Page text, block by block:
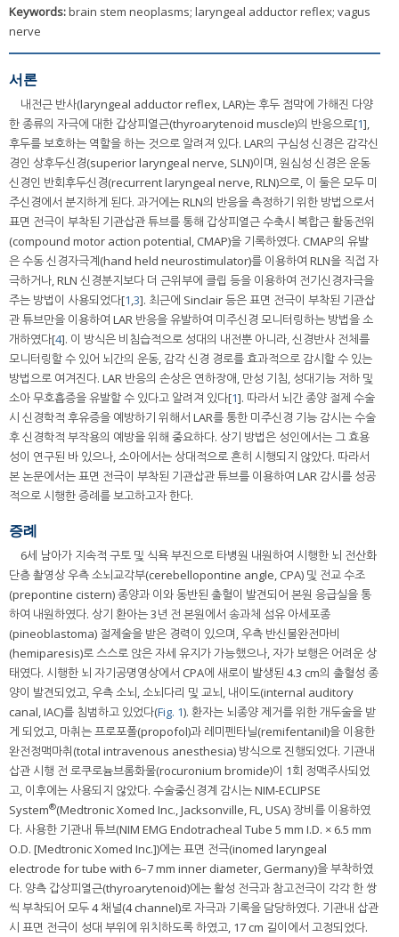
Keywords:brain stem neoplasms; laryngeal adductor reflex; vagus
nerve
서론
내전근 반사(laryngeal adductor reflex, LAR)는 후두 점막에 가해진 다양
한 종류의 자극에 대한 갑상피열근(thyroarytenoid muscle)의 반응으로[1],
후두를 보호하는 역할을 하는 것으로 알려져 있다. LAR의 구심성 신경은 감각신
경인 상후두신경(superior laryngeal nerve, SLN)이며, 원심성 신경은 운동
신경인 반회후두신경(recurrent laryngeal nerve, RLN)으로, 이 둘은 모두 미
주신경에서 분지하게 된다. 과거에는 RLN의 반응을 측정하기 위한 방법으로서
표면 전극이 부착된 기관삽관 튜브를 통해 갑상피열근 수축시 복합근 활동전위
(compound motor action potential, CMAP)을 기록하였다. CMAP의 유발
은 수동 신경자극계(hand held neurostimulator)를 이용하여 RLN을 직접 자
극하거나, RLN 신경분지보다 더 근위부에 클립 등을 이용하여 전기신경자극을
주는 방법이 사용되었다[1,3]. 최근에 Sinclair 등은 표면 전극이 부착된 기관삽
관 튜브만을 이용하여 LAR 반응을 유발하여 미주신경 모니터링하는 방법을 소
개하였다[4]. 이 방식은 비침습적으로 성대의 내전뿐 아니라, 신경반사 전체를
모니터링할 수 있어 뇌간의 운동, 감각 신경 경로를 효과적으로 감시할 수 있는
방법으로 여겨진다. LAR 반응의 손상은 연하장애, 만성 기침, 성대기능 저하 및
소아 무호흡증을 유발할 수 있다고 알려져 있다[1]. 따라서 뇌간 종양 절제 수술
시 신경학적 후유증을 예방하기 위해서 LAR를 통한 미주신경 기능 감시는 수술
후 신경학적 부작용의 예방을 위해 중요하다. 상기 방법은 성인에서는 그 효용
성이 연구된 바 있으나, 소아에서는 상대적으로 흔히 시행되지 않았다. 따라서
본 논문에서는 표면 전극이 부착된 기관삽관 튜브를 이용하여 LAR 감시를 성공
적으로 시행한 증례를 보고하고자 한다.
증례
6세 남아가 지속적 구토 및 식욕 부진으로 타병원 내원하여 시행한 뇌 전산화
단층 촬영상 우측 소뇌교각부(cerebellopontine angle, CPA) 및 전교 수조
(prepontine cistern) 종양과 이와 동반된 출혈이 발견되어 본원 응급실을 통
하여 내원하였다. 상기 환아는 3년 전 본원에서 송과체 섬유 아세포종
(pineoblastoma) 절제술을 받은 경력이 있으며, 우측 반신불완전마비
(hemiparesis)로 스스로 앉은 자세 유지가 가능했으나, 자가 보행은 어려운 상
태였다. 시행한 뇌 자기공명영상에서 CPA에 새로이 발생된 4.3 cm의 출혈성 종
양이 발견되었고, 우측 소뇌, 소뇌다리 및 교뇌, 내이도(internal auditory
canal, IAC)를 침범하고 있었다(Fig. 1). 환자는 뇌종양 제거를 위한 개두술을 받
게 되었고, 마취는 프로포폴(propofol)과 레미펜타닐(remifentanil)을 이용한
완전정맥마취(total intravenous anesthesia) 방식으로 진행되었다. 기관내
삽관 시행 전 로쿠로늄브롬화물(rocuronium bromide)이 1회 정맥주사되었
고, 이후에는 사용되지 않았다. 수술중신경계 감시는 NIM-ECLIPSE
System®(Medtronic Xomed Inc., Jacksonville, FL, USA) 장비를 이용하였
다. 사용한 기관내 튜브(NIM EMG Endotracheal Tube 5 mm I.D. × 6.5 mm
O.D. [Medtronic Xomed Inc.])에는 표면 전극(inomed laryngeal
electrode for tube with 6–7 mm inner diameter, Germany)을 부착하였
다. 양측 갑상피열근(thyroarytenoid)에는 활성 전극과 참고전극이 각각 한 쌍
씩 부착되어 모두 4 채널(4 channel)로 자극과 기록을 담당하였다. 기관내 삽관
시 표면 전극이 성대 부위에 위치하도록 하였고, 17 cm 길이에서 고정되었다.